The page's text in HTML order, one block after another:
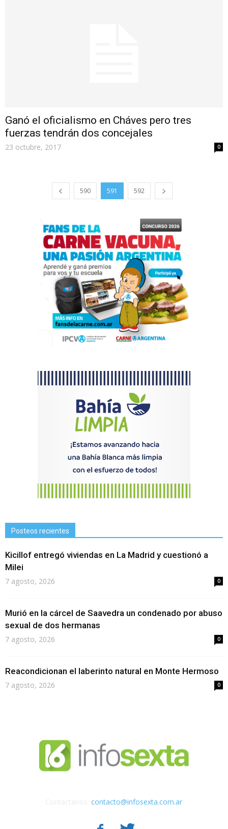
Ganó el oficialismo en Cháves pero tres
fuerzas tendrán dos concejales
23 octubre, 2017 0
590 591 592
Posteos recientes
Kicillof entregó viviendas en La Madrid y cuestionó a
Milei
7 agosto, 2026 0
Murió en la cárcel de Saavedra un condenado por abuso
sexual de dos hermanas
7 agosto, 2026 0
Reacondicionan el laberinto natural en Monte Hermoso
7 agosto, 2026 0
contacto@infosexta.com.ar